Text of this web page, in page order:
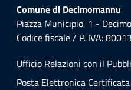
Comune di Decimomannu
Piazza Municipio, 1 -
Codice fiscale / P. IVA:
Ufficio Relazioni con il
Posta Elettronica Certificata